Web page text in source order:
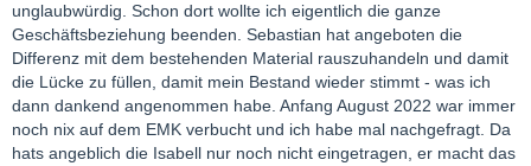
unglaubwürdig. Schon dort wollte ich eigentlich die ganze
Geschäftsbeziehung beenden. Sebastian hat angeboten die
Differenz mit dem bestehenden Material rauszuhandeln und damit
die Lücke zu füllen, damit mein Bestand wieder stimmt - was ich
dann dankend angenommen habe. Anfang August 2022 war immer
noch nix auf dem EMK verbucht und ich habe mal nachgefragt. Da
hats angeblich die Isabell nur noch nicht eingetragen, er macht das